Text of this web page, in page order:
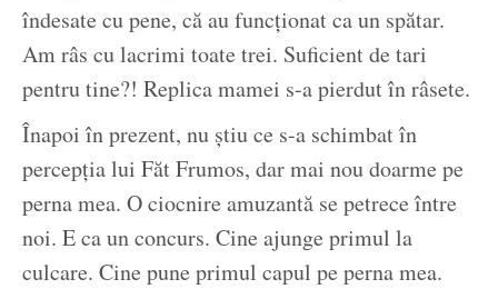
îndesate cu pene, că au funcționat ca un spătar.
Am râs cu lacrimi toate trei. Suficient de tari
pentru tine?! Replica mamei s-a pierdut în râsete.
Înapoi în prezent, nu știu ce s-a schimbat în
percepția lui Făt Frumos, dar mai nou doarme pe
perna mea. O ciocnire amuzantă se petrece între
noi. E ca un concurs. Cine ajunge primul la
culcare. Cine pune primul capul pe perna mea.